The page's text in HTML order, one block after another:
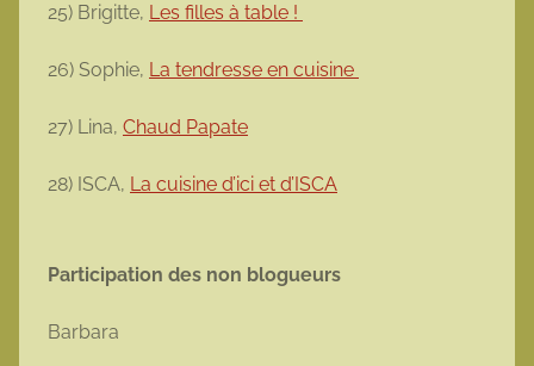
25) Brigitte, Les filles à table !
26) Sophie, La tendresse en cuisine
27) Lina, Chaud Papate
28) ISCA, La cuisine d’ici et d’ISCA
Participation des non blogueurs
Barbara